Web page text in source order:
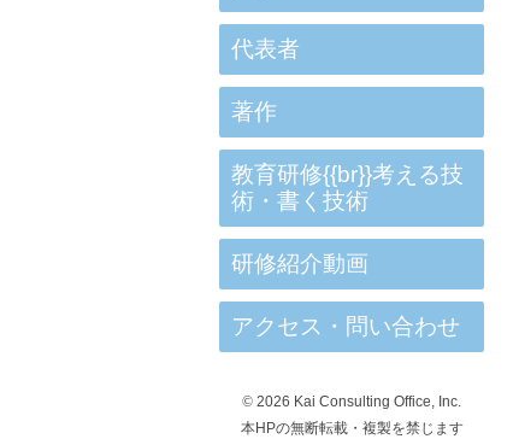
代表者
著作
教育研修{{br}}考える技
術・書く技術
研修紹介動画
アクセス・問い合わせ
© 2026 Kai Consulting Office, Inc.
本HPの無断転載・複製を禁じます